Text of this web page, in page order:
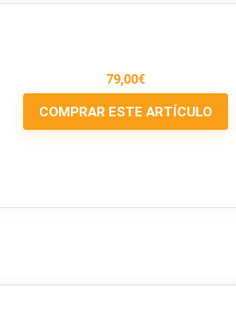
79,00€
COMPRAR ESTE ARTÍCULO